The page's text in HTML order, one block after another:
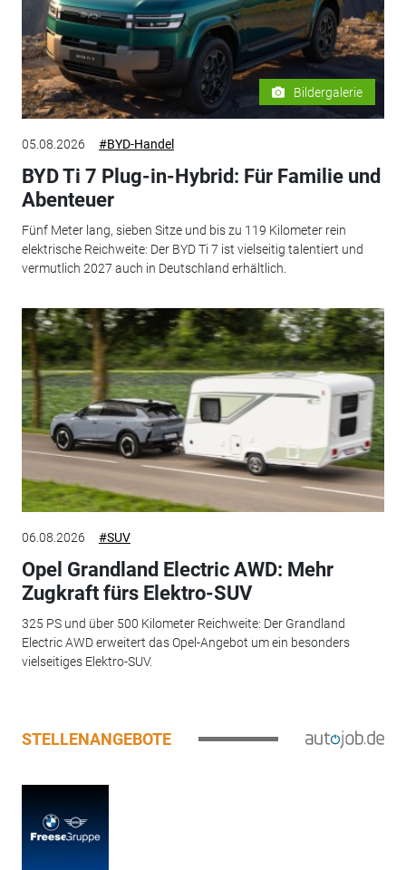
Bildergalerie
05.08.2026 #BYD-Handel
BYD Ti 7 Plug-in-Hybrid: Für Familie und
Abenteuer
Fünf Meter lang, sieben Sitze und bis zu 119 Kilometer rein
elektrische Reichweite: Der BYD Ti 7 ist vielseitig talentiert und
vermutlich 2027 auch in Deutschland erhältlich.
06.08.2026 #SUV
Opel Grandland Electric AWD: Mehr
Zugkraft fürs Elektro-SUV
325 PS und über 500 Kilometer Reichweite: Der Grandland
Electric AWD erweitert das Opel-Angebot um ein besonders
vielseitiges Elektro-SUV.
STELLENANGEBOTE